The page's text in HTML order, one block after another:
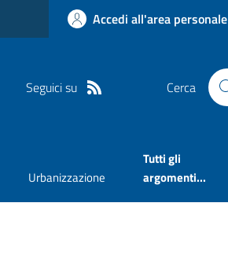
Accedi all'area personale
Seguici su Cerca
Urbanizzazione
Tutti gli
argomenti...